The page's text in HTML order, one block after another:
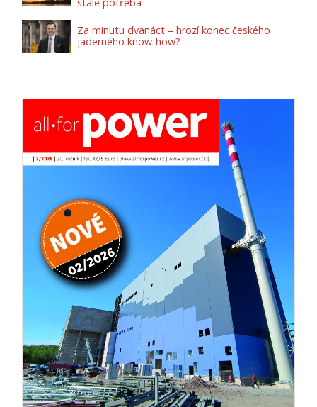
Za minutu dvanáct – hrozí konec českého
jaderného know-how?